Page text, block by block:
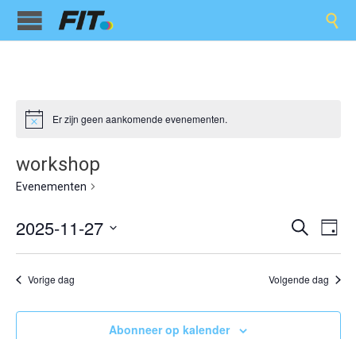

Er zijn geen aankomende evenementen.
workshop
Evenementen
Zoeken
en
Zoeken
Dag
2025-11-27
datum.
Vorige dag Volgende dag
Abonneer op kalender